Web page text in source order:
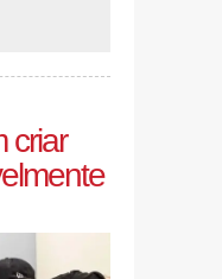
criar